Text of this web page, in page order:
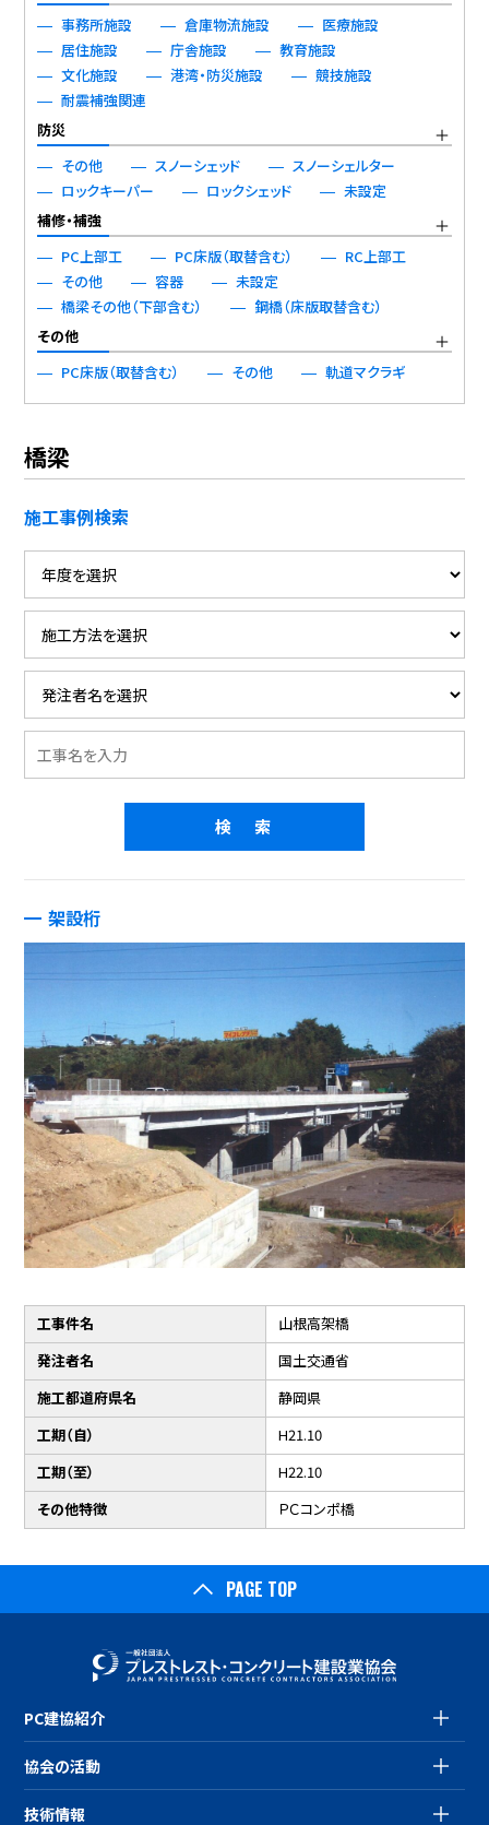
事務所施設
倉庫物流施設
医療施設
居住施設
庁舎施設
教育施設
文化施設
港湾・防災施設
競技施設
耐震補強関連
防災
その他
スノーシェッド
スノーシェルター
ロックキーパー
ロックシェッド
未設定
補修・補強
PC上部工
PC床版（取替含む）
RC上部工
その他
容器
未設定
橋梁その他（下部含む）
鋼橋（床版取替含む）
その他
PC床版（取替含む）
その他 軌道マクラギ
橋梁
施工事例検索
架設桁
工事件名
山根高架橋
発注者名
国土交通省
施工都道府県名
静岡県
工期（自）
H21.10
工期（至）
H22.10
その他特徴
ＰＣコンポ橋
PAGE TOP
PC建協紹介
協会の活動
技術情報